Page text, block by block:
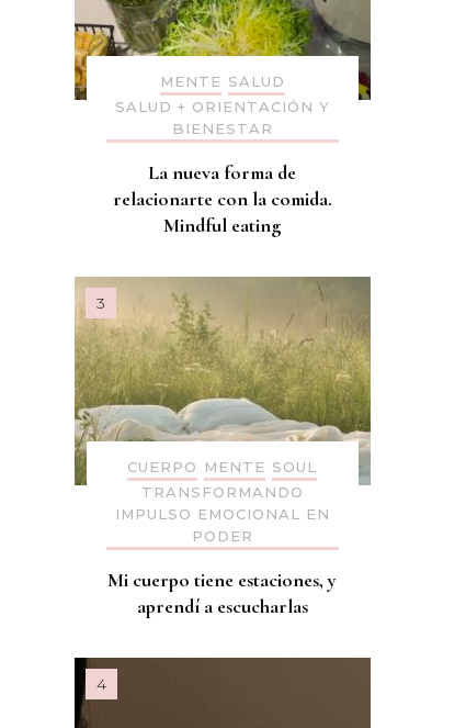
MENTE SALUD
SALUD + ORIENTACIÓN Y
BIENESTAR
La nueva forma de
relacionarte con la comida.
Mindful eating
CUERPO MENTE SOUL
TRANSFORMANDO
IMPULSO EMOCIONAL EN
PODER
Mi cuerpo tiene estaciones, y
aprendí a escucharlas